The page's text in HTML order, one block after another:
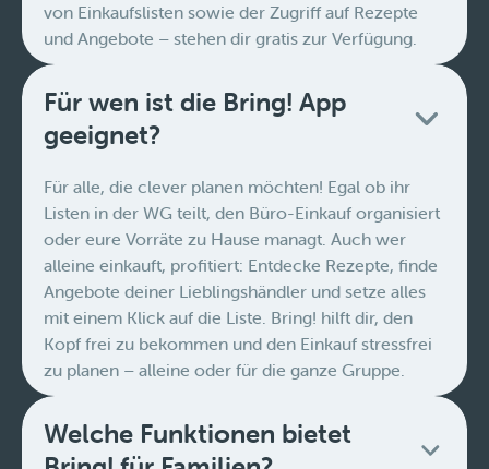
von Einkaufslisten sowie der Zugriff auf Rezepte
und Angebote – stehen dir gratis zur Verfügung.
Für wen ist die Bring! App
geeignet?
Für alle, die clever planen möchten! Egal ob ihr
Listen in der WG teilt, den Büro-Einkauf organisiert
oder eure Vorräte zu Hause managt. Auch wer
alleine einkauft, profitiert: Entdecke Rezepte, finde
Angebote deiner Lieblingshändler und setze alles
mit einem Klick auf die Liste. Bring! hilft dir, den
Kopf frei zu bekommen und den Einkauf stressfrei
zu planen – alleine oder für die ganze Gruppe.
Welche Funktionen bietet